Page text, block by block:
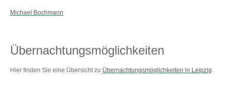
Michael Bochmann
Übernachtungsmöglichkeiten
Hier finden Sie eine Übersicht zu Übernachtungsmöglichkeiten in Leipzig